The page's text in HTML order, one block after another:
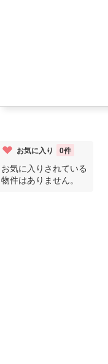
お気に入り 0件
お気に入りされている
物件はありません。